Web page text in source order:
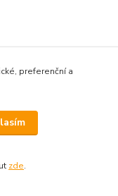
preferenční a
zde.